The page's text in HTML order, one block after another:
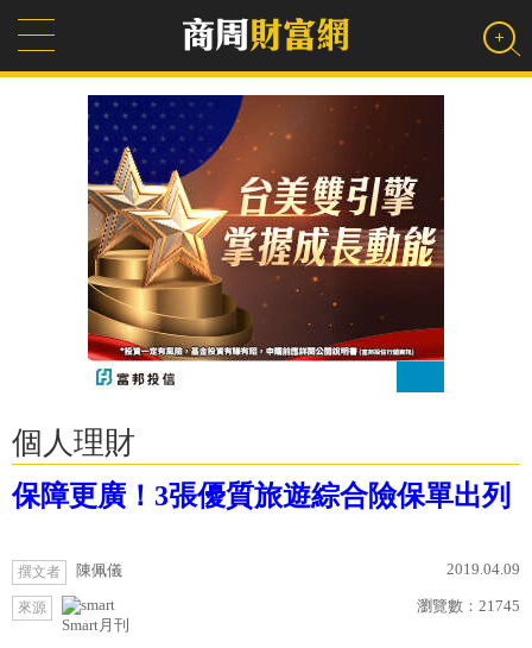
個人理財
保障更廣！3張優質旅遊綜合險保單出列
撰文者 陳佩儀 2019.04.09
來源
Smart月刊
瀏覽數： 21745